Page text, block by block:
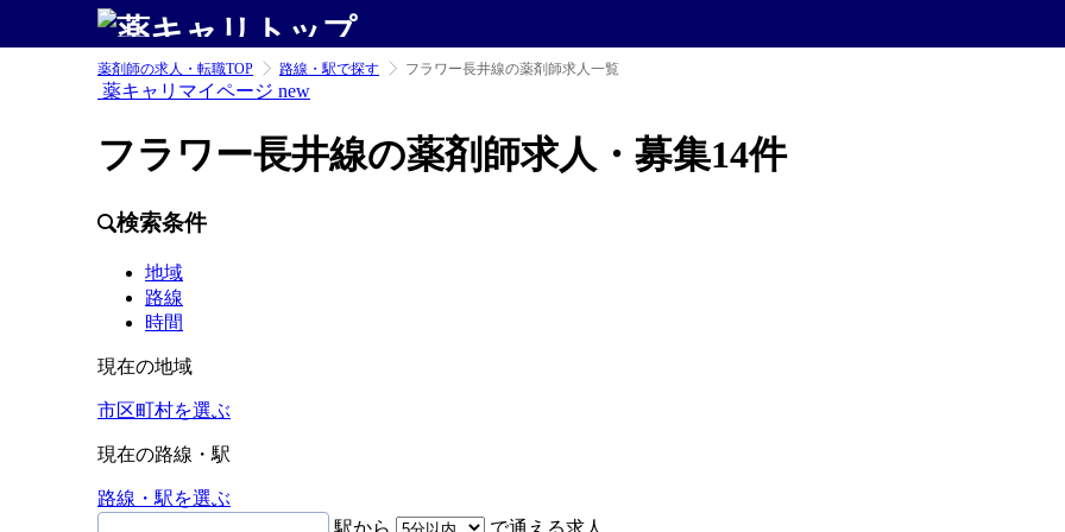
薬剤師の求人・転職TOP 路線・駅で探す フラワー長井線の薬剤師求人一覧
薬キャリマイページ new
フラワー長井線の薬剤師求人・募集14件
検索条件
地域
路線
時間
現在の地域
市区町村を選ぶ
現在の路線・駅
路線・駅を選ぶ
駅から
で通える求人